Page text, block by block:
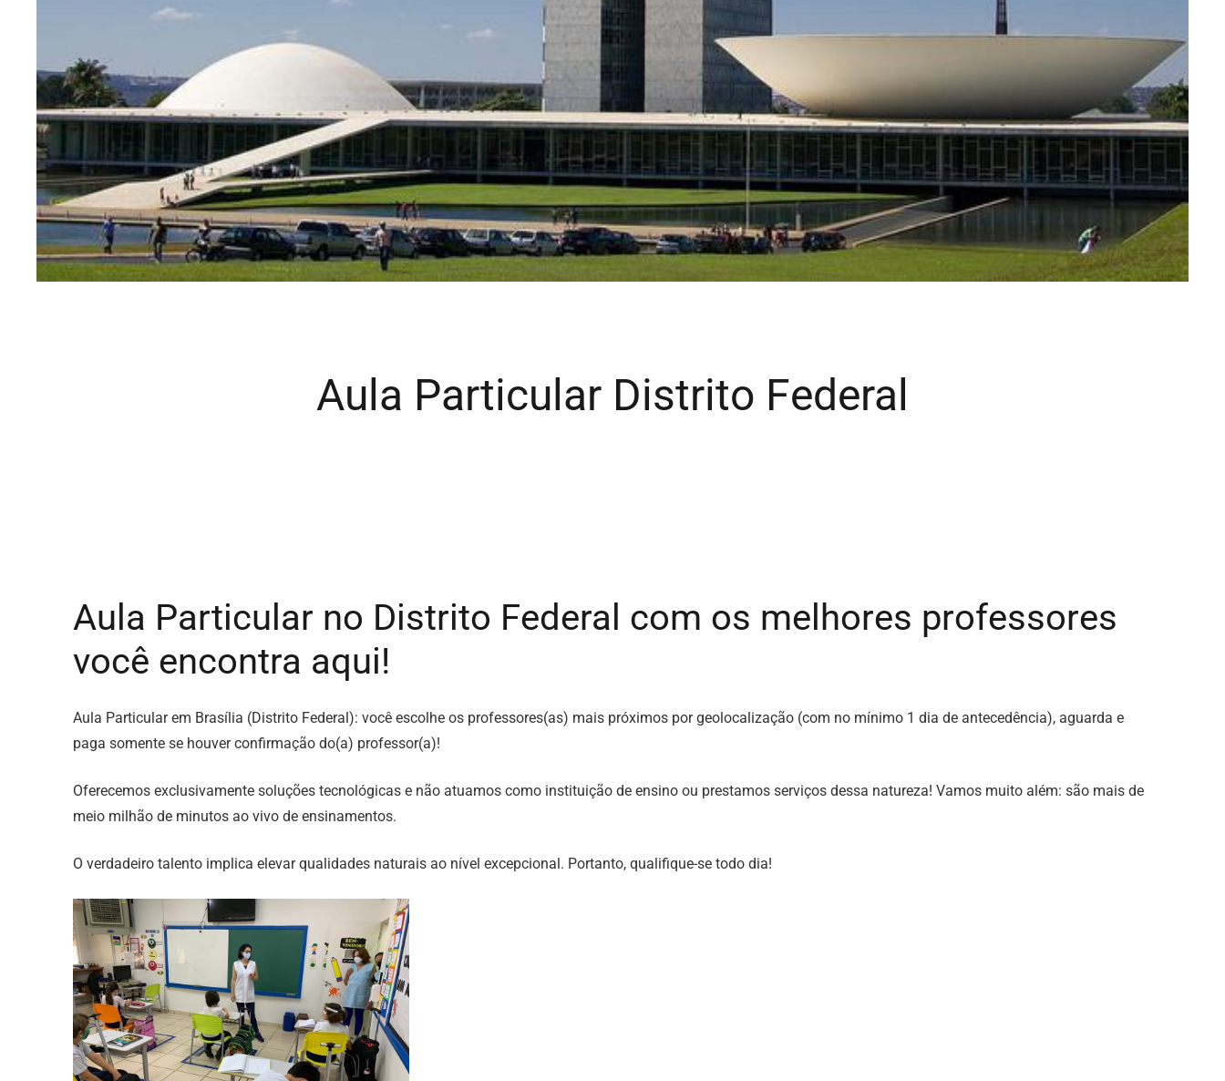
Aula Particular Distrito Federal
Aula Particular no Distrito Federal com os melhores professores
você encontra aqui!
Aula Particular em Brasília (Distrito Federal): você escolhe os professores(as) mais próximos por geolocalização (com no mínimo 1 dia de antecedência), aguarda e
paga somente se houver confirmação do(a) professor(a)!
Oferecemos exclusivamente soluções tecnológicas e não atuamos como instituição de ensino ou prestamos serviços dessa natureza! Vamos muito além: são mais de
meio milhão de minutos ao vivo de ensinamentos.
O verdadeiro talento implica elevar qualidades naturais ao nível excepcional. Portanto, qualifique-se todo dia!